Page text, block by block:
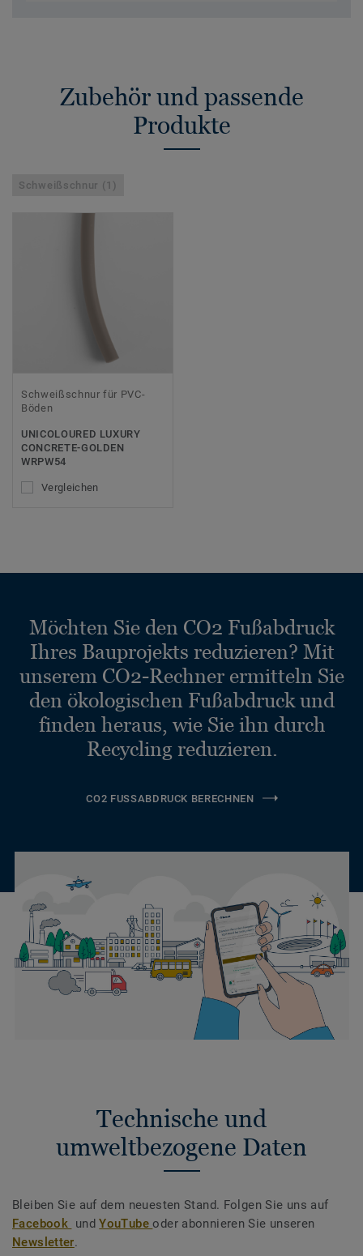
Zubehör und passende
Produkte
Schweißschnur (1)
Schweißschnur für PVC-
Böden
UNICOLOURED LUXURY
CONCRETE-GOLDEN
WRPW54
Vergleichen
Möchten Sie den CO2 Fußabdruck
Ihres Bauprojekts reduzieren? Mit
unserem CO2-Rechner ermitteln Sie
den ökologischen Fußabdruck und
finden heraus, wie Sie ihn durch
Recycling reduzieren.
CO2 FUSSABDRUCK BERECHNEN
Technische und
umweltbezogene Daten
Bleiben Sie auf dem neuesten Stand. Folgen Sie uns auf
Facebook undYouTubeoder abonnieren Sie unseren
Newsletter.